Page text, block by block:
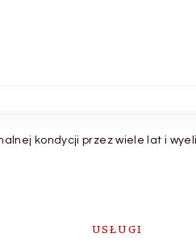
kondycji przez wiele lat i
USŁUGI